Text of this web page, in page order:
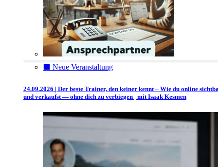
⬛️ Neue Veranstaltung
24.09.2026 | Der beste Trainer, den keiner kennt – Wie du online
und verkaufst — ohne dich zu verbiegen | mit Isaak Kesmen